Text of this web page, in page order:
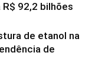
92,2 bilhões
de etanol na
de